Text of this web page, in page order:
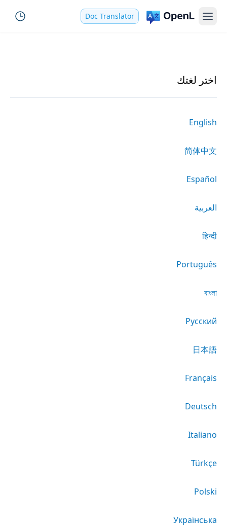
Doc Translator
اختر لغتك
English
简体中文
Español
العربية
हिन्दी
Português
বাংলা
Русский
日本語
Français
Deutsch
Italiano
Türkçe
Polski
Українська